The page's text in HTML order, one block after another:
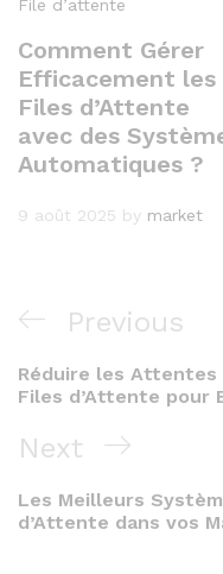
File d’attente
Comment Gérer
Efficacement les
Files d’Attente
avec des
Automatiques ?
9 août 2025 by market
Navigation
de
l’article
Previous
Post
Previous
Réduire les
Files d’Attente pour
Next
Post
Next
Les Meilleurs
d’Attente dans vos